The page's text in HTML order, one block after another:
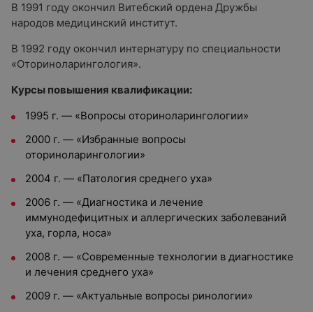
В 1991 году окончил Витебский ордена Дружбы
народов медицинский институт.
В 1992 году окончил интернатуру по специальности
«Оториноларингология».
Курсы повышения квалификации:
1995 г. — «Вопросы оториноларингологии»
2000 г. — «Избранные вопросы
оториноларингологии»
2004 г. — «Патология среднего уха»
2006 г. — «Диагностика и лечение
иммунодефицитных и аллергических заболеваний
уха, горла, носа»
2008 г. — «Современные технологии в диагностике
и лечения среднего уха»
2009 г. — «Актуальные вопросы ринологии»